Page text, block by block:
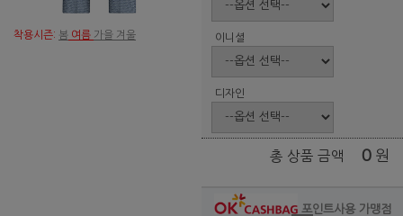
착용시즌: 봄 여름 가을 겨울 이니셜
디자인
총 상품 금액 0 원
포인트사용 가맹점